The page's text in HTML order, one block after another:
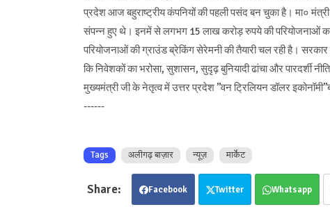
प्रदेश आज बहुराष्ट्रीय कंपनियों की पहली पसंद बन चुका है। मा०
संपन्न हुए थे। इनमें से लगभग 15 लाख करोड़ रुपये की परियोजनाओं
परियोजनाओं की ग्राउंड ब्रेकिंग सेरेमनी की तैयारी चल रही है।
कि निवेशकों का भरोसा, सुशासन, सुदृढ़ बुनियादी ढांचा और पारदर्शी
मुख्यमंत्री जी के नेतृत्व में उत्तर प्रदेश ’’वन ट्रिलियन डॉलर
------
Tags अलीगढ़ बाज़ार न्यूज़ मार्केट
Facebook Twitter Whatsapp